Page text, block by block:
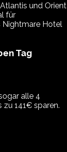
und Orient
für
Nightmare Hotel
Tag
alle 4
zu 141€ sparen.